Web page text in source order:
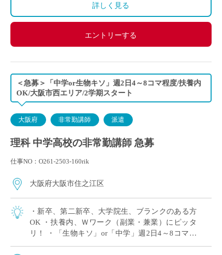
詳しく見る
エントリーする
＜急募＞「中学or生物キソ」週2日4～8コマ程度/扶養内
OK/大阪市西エリア/2学期スタート
大阪府 非常勤講師 派遣
理科 中学高校の非常勤講師 急募
仕事NO：O261-2503-160rik
大阪府大阪市住之江区
・新卒、第二新卒、大学院生、ブランクのある方
OK ・扶養内、Ｗワーク（副業・兼業）にピッタ
リ！ ・「生物キソ」or「中学」週2日4～8コマ程